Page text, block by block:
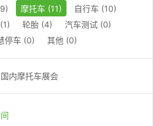
摩托车 (11)
自行车 (10)
轮胎 (4)
汽车测试 (0)
停车 (0) 其他 (0)
国内摩托车展会